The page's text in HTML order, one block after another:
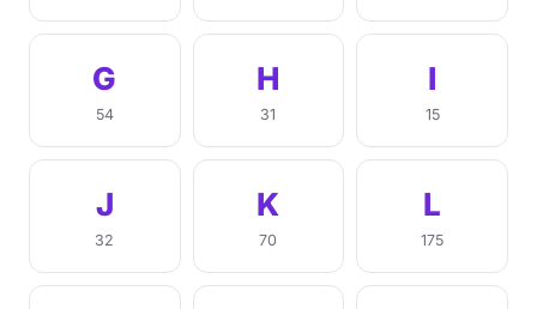
G
54
H
31
I
15
J
32
K
70
L
175